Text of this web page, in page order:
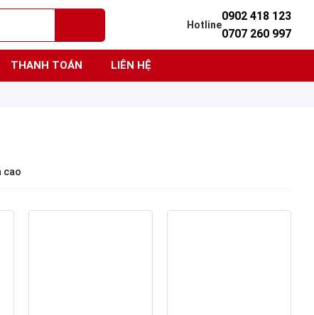
Hotline
0902 418 123
0707 260 997
THANH TOÁN LIÊN HỆ
cao